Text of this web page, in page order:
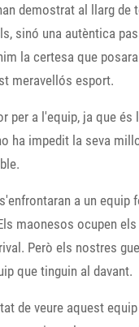
demostrat al llarg de
sinó una autèntica
la certesa que
meravellós esport.
per a l'equip, ja que és
ha impedit la seva
a un equip
maonesos ocupen
Però els nostres
que tinguin al davant.
de veure aquest